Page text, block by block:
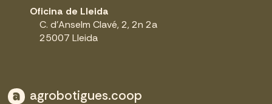
Oficina de Lleida
C. d'Anselm Clavé, 2, 2n 2a
25007 Lleida
agrobotigues.coop